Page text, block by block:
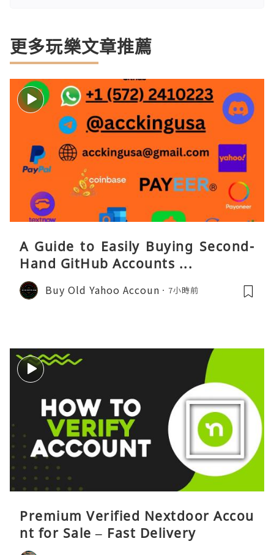
更多玩樂文章推薦
A Guide to Easily Buying Second-
Hand GitHub Accounts ...
Buy Old Yahoo Accoun 7小時前
Premium Verified Nextdoor Accou
nt for Sale – Fast Delivery